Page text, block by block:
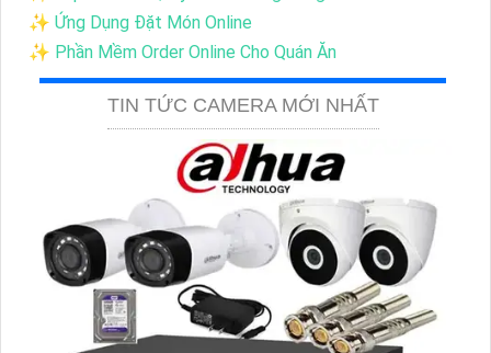
✨ Ứng Dụng Đặt Món Online
✨ Phần Mềm Order Online Cho Quán Ăn
TIN TỨC CAMERA MỚI NHẤT